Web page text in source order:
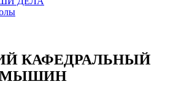
КАФЕДРАЛЬНЫЙ